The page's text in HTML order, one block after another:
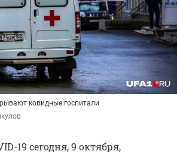
ковидные госпитали
19 сегодня, 9 октября,